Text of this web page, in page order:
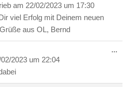
am 22/02/2023 um 17:30
viel Erfolg mit Deinem neuen
aus OL, Bernd
2023 um 22:04
...